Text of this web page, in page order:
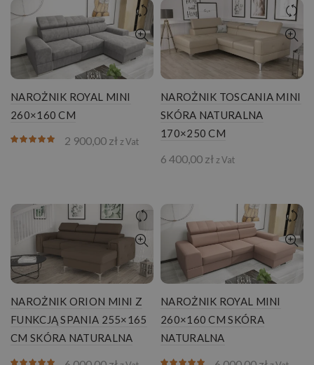
NAROŻNIK ROYAL MINI
260×160 CM
2 900,00 złz Vat
NAROŻNIK TOSCANIA MINI
SKÓRA NATURALNA
170×250 CM
6 400,00 złz Vat
NAROŻNIK ORION MINI Z
FUNKCJĄ SPANIA 255×165
CM SKÓRA NATURALNA
NAROŻNIK ROYAL MINI
260×160 CM SKÓRA
NATURALNA